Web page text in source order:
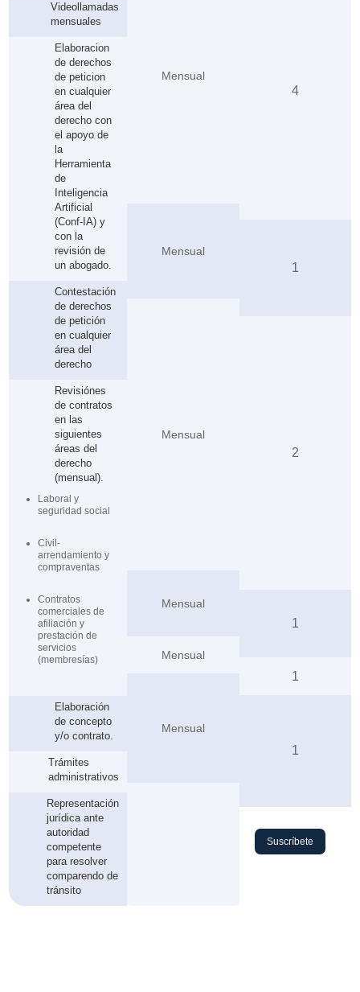
Videollamadas
mensuales
Elaboracion
de derechos
de peticion
en cualquier
área del
derecho con
el apoyo de
la
Herramienta
de
Inteligencia
Artificial
(Conf-IA) y
con la
revisión de
un abogado.
Contestación
de derechos
de petición
en cualquier
área del
derecho
Revisiónes
de contratos
en las
siguientes
áreas del
derecho
(mensual).
Laboral y
seguridad social
Civil-
arrendamiento y
compraventas
Contratos
comerciales de
afiliación y
prestación de
servicios
(membresías)
Elaboración
de concepto
y/o contrato.
Trámites
administrativos
Representación
jurídica ante
autoridad
competente
para resolver
comparendo de
tránsito
Mensual
Mensual
Mensual
Mensual
Mensual
Mensual
4
1
2
1
1
1
Suscríbete